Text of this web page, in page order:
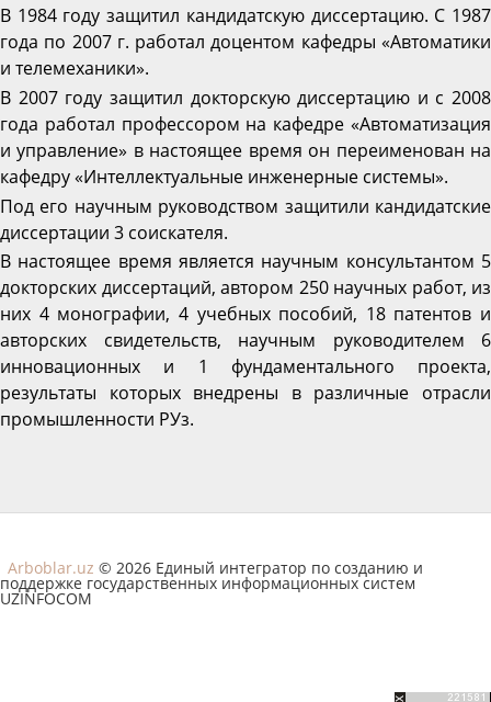
В 1984 году защитил кандидатскую диссертацию. С 1987
года по 2007 г. работал доцентом кафедры «Автоматики
и телемеханики».
В 2007 году защитил докторскую диссертацию и с 2008
года работал профессором на кафедре «Автоматизация
и управление» в настоящее время он переименован на
кафедру «Интеллектуальные инженерные системы».
Под его научным руководством защитили кандидатские
диссертации 3 соискателя.
В настоящее время является научным консультантом 5
докторских диссертаций, автором 250 научных работ, из
них 4 монографии, 4 учебных пособий, 18 патентов и
авторских свидетельств, научным руководителем 6
инновационных и 1 фундаментального проекта,
результаты которых внедрены в различные отрасли
промышленности РУз.
Arboblar.uz © 2026 Единый интегратор по созданию и
поддержке государственных информационных систем
UZINFOCOM